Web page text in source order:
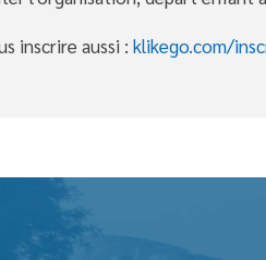
inscrire aussi : klikego.com/